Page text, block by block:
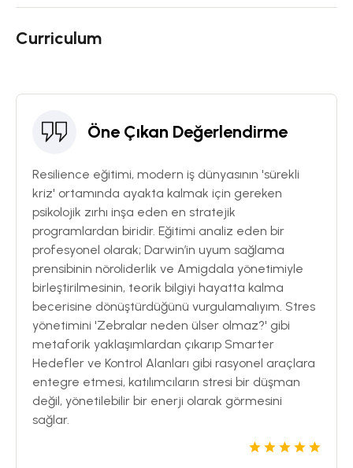
Curriculum
Öne Çıkan Değerlendirme
Resilience eğitimi, modern iş dünyasının 'sürekli
kriz' ortamında ayakta kalmak için gereken
psikolojik zırhı inşa eden en stratejik
programlardan biridir. Eğitimi analiz eden bir
profesyonel olarak; Darwin’in uyum sağlama
prensibinin nöroliderlik ve Amigdala yönetimiyle
birleştirilmesinin, teorik bilgiyi hayatta kalma
becerisine dönüştürdüğünü vurgulamalıyım. Stres
yönetimini 'Zebralar neden ülser olmaz?' gibi
metaforik yaklaşımlardan çıkarıp Smarter
Hedefler ve Kontrol Alanları gibi rasyonel araçlara
entegre etmesi, katılımcıların stresi bir düşman
değil, yönetilebilir bir enerji olarak görmesini
sağlar.